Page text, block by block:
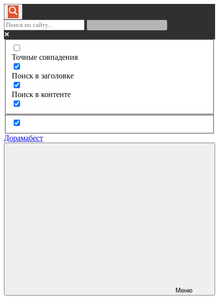
Точные совпадения
Поиск в заголовке
Поиск в контенте
Дорамабест
Меню